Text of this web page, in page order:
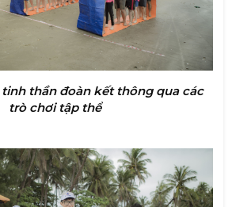
thần đoàn kết thông qua các
trò chơi tập thể